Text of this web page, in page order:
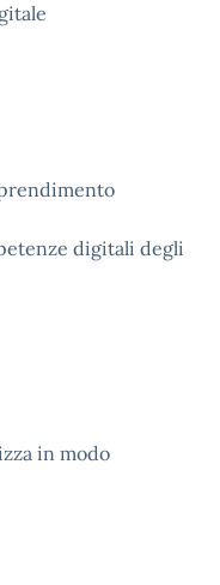
digitali degli
in modo